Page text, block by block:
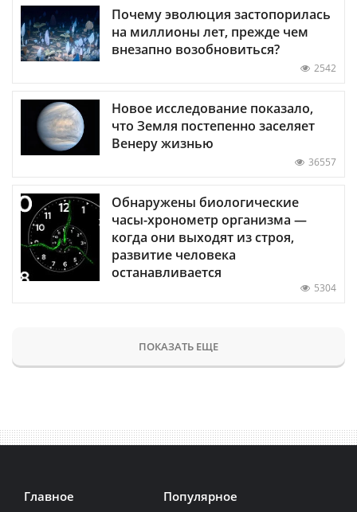
Почему эволюция застопорилась
на миллионы лет, прежде чем
внезапно возобновиться?
2542
Новое исследование показало,
что Земля постепенно заселяет
Венеру жизнью
36557
Обнаружены биологические
часы-хронометр организма —
когда они выходят из строя,
развитие человека
останавливается
5304
ПОКАЗАТЬ ЕЩЕ
Главное Популярное